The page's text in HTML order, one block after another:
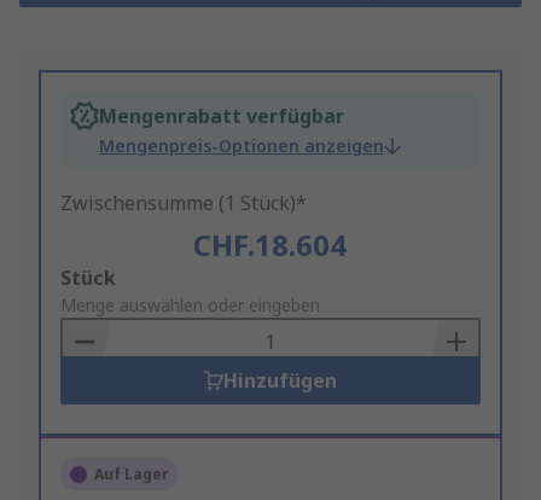
Mengenrabatt verfügbar
Mengenpreis-Optionen anzeigen
Zwischensumme (1 Stück)*
CHF.18.604
Add
to
Basket
Stück
Menge auswählen oder eingeben
Hinzufügen
Auf Lager